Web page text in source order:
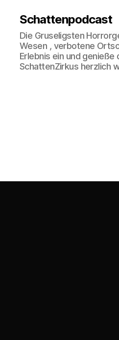
Schattenpodcast
Die Gruseligsten
Wesen , verbotene
Erlebnis ein und
SchattenZirkus herzlich